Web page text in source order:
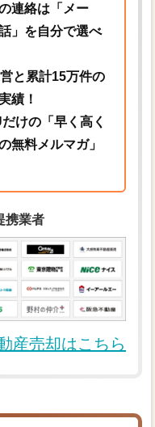
連絡は「メー
」を自分で選べ
と累計15万件の
績！
けの「早く高く
無料メルマガ」
携業者
産売却はこちら